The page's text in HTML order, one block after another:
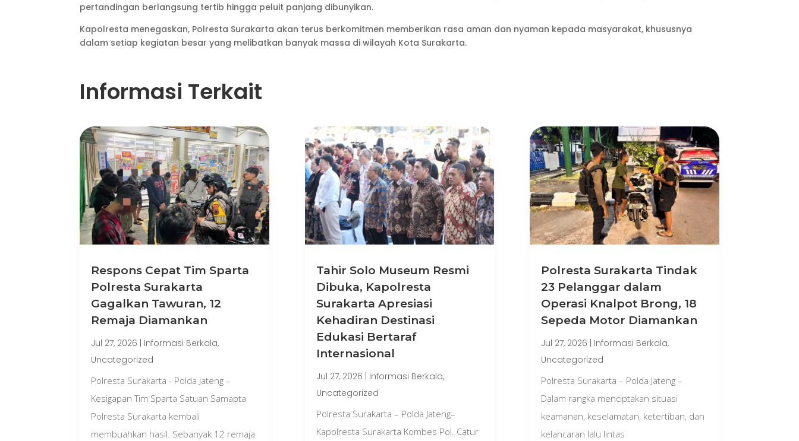
pertandingan berlangsung tertib hingga peluit panjang dibunyikan.
Kapolresta menegaskan, Polresta Surakarta akan terus berkomitmen memberikan rasa aman dan nyaman kepada masyarakat, khususnya
dalam setiap kegiatan besar yang melibatkan banyak massa di wilayah Kota Surakarta.
Informasi Terkait
Respons Cepat Tim Sparta
Polresta Surakarta
Gagalkan Tawuran, 12
Remaja Diamankan
Jul 27, 2026 Informasi Berkala,
Uncategorized
Polresta Surakarta - Polda Jateng –
Kesigapan Tim Sparta Satuan Samapta
Polresta Surakarta kembali
membuahkan hasil. Sebanyak 12 remaja
Tahir Solo Museum Resmi
Dibuka, Kapolresta
Surakarta Apresiasi
Kehadiran Destinasi
Edukasi Bertaraf
Internasional
Jul 27, 2026 Informasi Berkala,
Uncategorized
Polresta Surakarta – Polda Jateng–
Kapolresta Surakarta Kombes Pol. Catur
Polresta Surakarta Tindak
23 Pelanggar dalam
Operasi Knalpot Brong, 18
Sepeda Motor Diamankan
Jul 27, 2026 Informasi Berkala,
Uncategorized
Polresta Surakarta – Polda Jateng –
Dalam rangka menciptakan situasi
keamanan, keselamatan, ketertiban, dan
kelancaran lalu lintas